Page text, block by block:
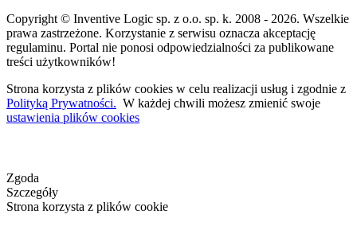
Copyright © Inventive Logic sp. z o.o. sp. k. 2008 - 2026. Wszelkie
prawa zastrzeżone. Korzystanie z serwisu oznacza akceptację
regulaminu. Portal nie ponosi odpowiedzialności za publikowane
treści użytkowników!
Strona korzysta z plików cookies w celu realizacji usług i zgodnie z
Polityką Prywatności. W każdej chwili możesz zmienić swoje
ustawienia plików cookies
Zgoda
Szczegóły
Strona korzysta z plików cookie